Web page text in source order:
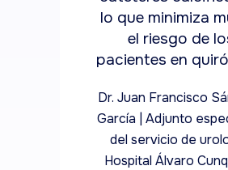
lo que minimiza mucho
el riesgo de los
pacientes en quirófano.
Dr. Juan Francisco Sánchez
García | Adjunto especialista
del servicio de urología ,
Hospital Álvaro Cunqueiro